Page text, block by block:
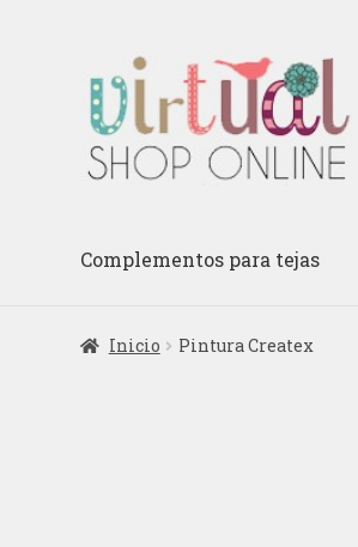
la
navegación
al
contenido
Complementos para tejas
Inicio Pintura Createx